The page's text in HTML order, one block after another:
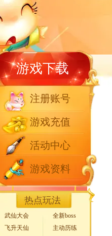
游戏下载
注册账号
游戏充值
活动中心
游戏资料
热点玩法
武仙大会
全新boss
飞升天仙
主动历练